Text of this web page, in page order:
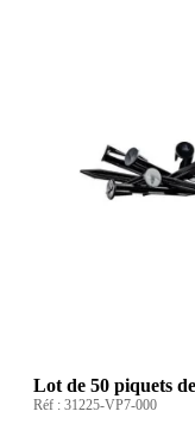
Lot de 50 piquets
Réf : 31225-VP7-000